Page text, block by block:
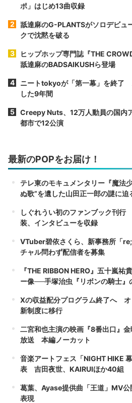
ポ」はじめ13曲収録
舐達麻のG-PLANTSがソロデビ
クで沈黙を破る
ヒップホップ専門誌『THE
舐達麻のBADSAIKUSHら登場
ニートtokyoが「第一幕」を終了
した9年間
Creepy Nuts、12万人動員の国
都市で12公演
最新のPOPをお届け！
テレ東のモキュメンタリー『魔法
ぬ歌”を遺した山田正一郎の謎に迫
しぐれうい初のファンブック刊行
装、インタビューを収録
VTuber碧依さくら、新事務所「
チャル問わず配信者を募集
『THE RIBBON HERO』五十嵐祐
ー像──手塚治虫『リボンの騎士』
Xの収益配分プログラム終了へ オ
新制度に移行
二宮和也主演の映画『8番出口』
放送 本編ノーカット
音楽アートフェス「NIGHT HIKE
表 吉田夜世、KAIRUIほか40組
葛葉、Ayase提供曲「王道」MV公
表現